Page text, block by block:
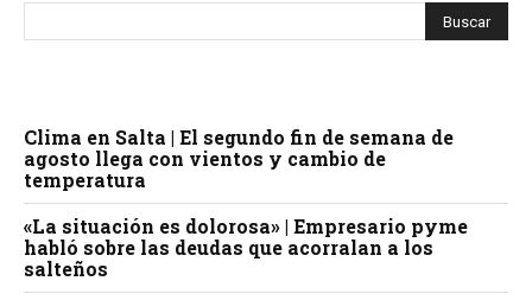
Clima en Salta | El segundo fin de semana de
agosto llega con vientos y cambio de
temperatura
«La situación es dolorosa» | Empresario pyme
habló sobre las deudas que acorralan a los
salteños